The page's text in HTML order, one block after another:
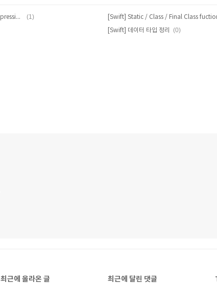
[Swift] Swift에서 정규표현식(Regular Expression)을 이용하기 (1)
[Swift] 데이터 타입 정리 (0)
최근에 올라온 글 최근에 달린 댓글